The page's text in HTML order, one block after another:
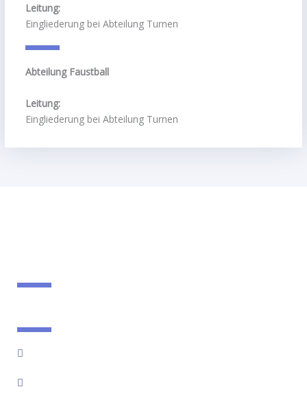
Leitung:
Eingliederung bei Abteilung Turnen
Abteilung Faustball
Leitung:
Eingliederung bei Abteilung Turnen